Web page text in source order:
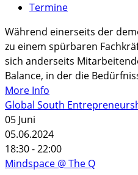
Termine
Während einerseits der
zu einem spürbaren
sich anderseits
Balance, in der die
More Info
Global South
05 Juni
05.06.2024
18:30 - 22:00
Mindspace @ The Q